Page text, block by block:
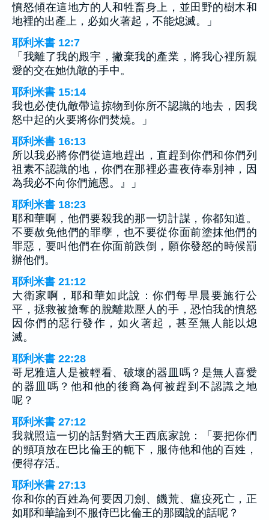
憤怒傾在這地方的人和牲畜身上，並田野的樹木和
地裡的出產上，必如火著起，不能熄滅。」
耶利米書 12:7
「我離了我的殿宇，撇棄我的產業，將我心裡所親
愛的交在她仇敵的手中。
耶利米書 15:14
我也必使仇敵帶這掠物到你所不認識的地去，因我
怒中起的火要將你們焚燒。」
耶利米書 16:13
所以我必將你們從這地趕出，直趕到你們和你們列
祖素不認識的地，你們在那裡必晝夜侍奉別神，因
為我必不向你們施恩。』」
耶利米書 18:23
耶和華啊，他們要殺我的那一切計謀，你都知道。
不要赦免他們的罪孽，也不要從你面前塗抹他們的
罪惡，要叫他們在你面前跌倒，願你發怒的時候罰
辦他們。
耶利米書 21:12
大衛家啊，耶和華如此說：你們每早晨要施行公
平，拯救被搶奪的脫離欺壓人的手，恐怕我的憤怒
因你們的惡行發作，如火著起，甚至無人能以熄
滅。
耶利米書 22:28
哥尼雅這人是被輕看、破壞的器皿嗎？是無人喜愛
的器皿嗎？他和他的後裔為何被趕到不認識之地
呢？
耶利米書 27:12
我就照這一切的話對猶大王西底家說：「要把你們
的頸項放在巴比倫王的軛下，服侍他和他的百姓，
便得存活。
耶利米書 27:13
你和你的百姓為何要因刀劍、饑荒、瘟疫死亡，正
如耶和華論到不服侍巴比倫王的那國說的話呢？